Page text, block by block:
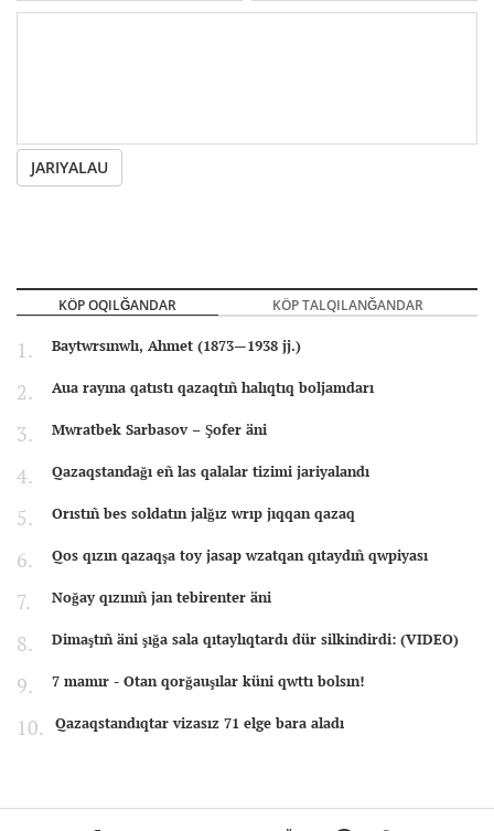
JARIYALAU
KÖP OQILĞANDAR KÖP TALQILANĞANDAR
Baytwrsınwlı, Ahmet (1873—1938 jj.)
Aua rayına qatıstı qazaqtıñ halıqtıq boljamdarı
Mwratbek Sarbasov – Şofer äni
Qazaqstandağı eñ las qalalar tizimi jariyalandı
Orıstıñ bes soldatın jalğız wrıp jıqqan qazaq
Qos qızın qazaqşa toy jasap wzatqan qıtaydıñ qwpiyası
Noğay qızınıñ jan tebirenter äni
Dimaştıñ äni şığa sala qıtaylıqtardı dür silkindirdi: (VIDEO)
7 mamır - Otan qorğauşılar küni qwttı bolsın!
Qazaqstandıqtar vizasız 71 elge bara aladı